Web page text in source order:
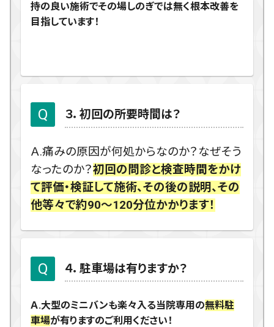
持の良い施術でその場しのぎでは無く根本改善を
目指しています！
３．初回の所要時間は？
Ａ.痛みの原因が何処からなのか？なぜそう
なったのか？初回の問診と検査時間をかけ
て評価・検証して施術、その後の説明、その
他等々で約90～120分位かかります！
４．駐車場は有りますか？
Ａ.大型のミニバンも楽々入る当院専用の無料駐
車場が有りますのご利用ください！